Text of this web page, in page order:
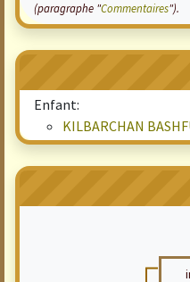
(paragraphe "Commentaires").
Enfant:
KILBARCHAN